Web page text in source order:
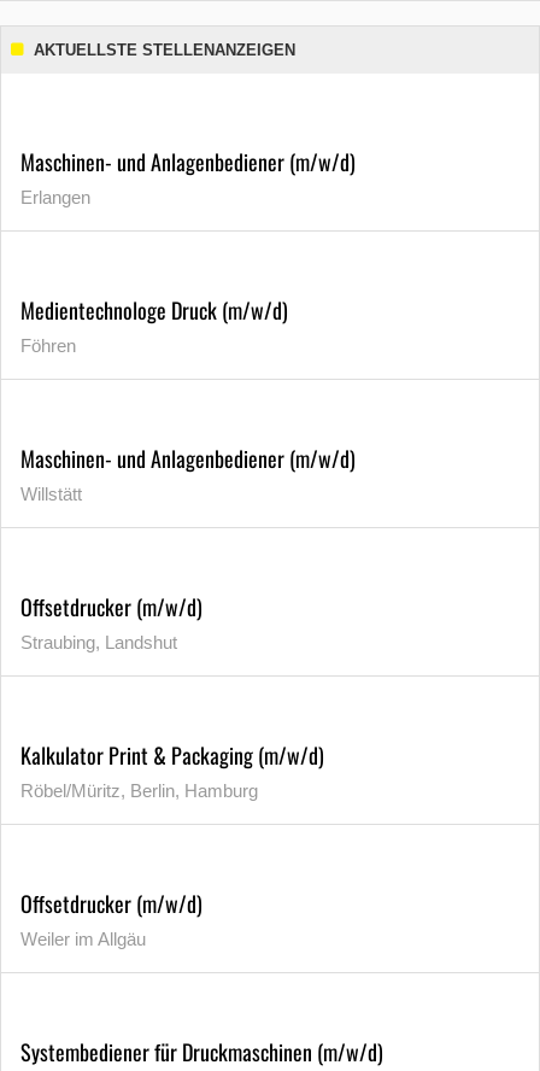
AKTUELLSTE STELLENANZEIGEN
Maschinen- und Anlagenbediener (m/w/d)
Erlangen
Medientechnologe Druck (m/w/d)
Föhren
Maschinen- und Anlagenbediener (m/w/d)
Willstätt
Offsetdrucker (m/w/d)
Straubing, Landshut
Kalkulator Print & Packaging (m/w/d)
Röbel/Müritz, Berlin, Hamburg
Offsetdrucker (m/w/d)
Weiler im Allgäu
Systembediener für Druckmaschinen (m/w/d)